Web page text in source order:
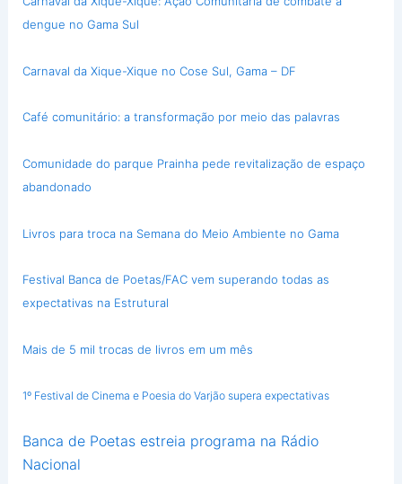
dengue no Gama Sul
Carnaval da Xique-Xique no Cose Sul, Gama – DF
Café comunitário: a transformação por meio das palavras
Comunidade do parque Prainha pede revitalização de espaço
abandonado
Livros para troca na Semana do Meio Ambiente no Gama
Festival Banca de Poetas/FAC vem superando todas as
expectativas na Estrutural
Mais de 5 mil trocas de livros em um mês
1º Festival de Cinema e Poesia do Varjão supera expectativas
Banca de Poetas estreia programa na Rádio
Nacional